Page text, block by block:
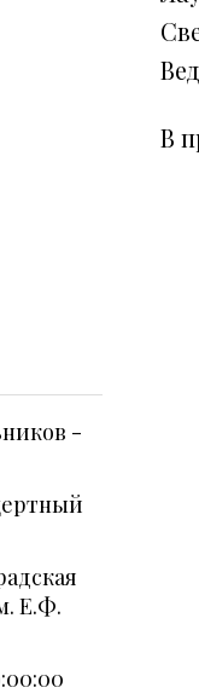
В
-
Е.Ф.